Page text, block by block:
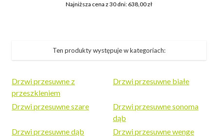
Najniższa cena z 30 dni: 638,00 zł
Ten produkty występuje w kategoriach:
Drzwi przesuwne z
przeszkleniem
Drzwi przesuwne białe
Drzwi przesuwne szare
Drzwi przesuwne sonoma
dąb
Drzwi przesuwne dąb
Drzwi przesuwne wenge